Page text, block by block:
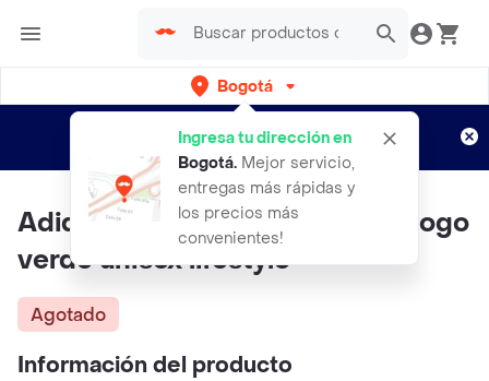
Bogotá
Ingresa tu dirección en
Bogotá. Mejor servicio,
entregas más rápidas y
los precios más
convenientes!
envíos gratis por semanas
Aplican TyC
Adidas Gorra De Beisbol New Logo
verde unisex lifestyle
Agotado
Información del producto